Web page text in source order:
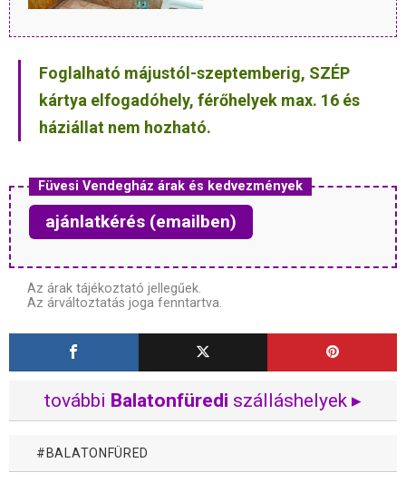
Foglalható májustól-szeptemberig, SZÉP
kártya elfogadóhely, férőhelyek max. 16 és
háziállat nem hozható.
Füvesi Vendegház árak és kedvezmények
ajánlatkérés (emailben)
Az árak tájékoztató jellegűek.
Az árváltoztatás joga fenntartva.
további Balatonfüredi szálláshelyek ▸
BALATONFÜRED